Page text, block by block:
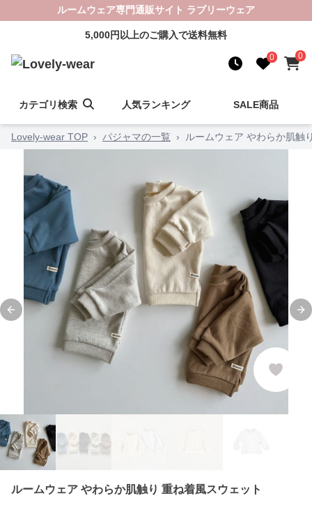
ルームウェア専門通販サイト ラブリーウェア
5,000円以上のご購入で送料無料
0 0
カテゴリ検索 人気ランキング SALE商品
Lovely-wear TOP › パジャマの一覧 › ルームウェア やわらか肌触
Previous slide
ルームウェア やわらか肌触り 重ね着風スウェット